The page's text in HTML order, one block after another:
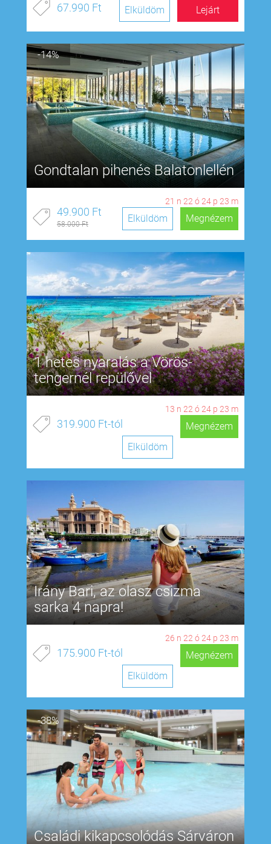
67.990 Ft Lejárt
Elküldöm
-14%
Gondtalan pihenés Balatonlellén
21 n 22 ó 24 p 22 m
49.900 Ft
58.000 Ft Megnézem
Elküldöm
1 hetes nyaralás a Vörös-
tengernél repülővel
13 n 22ó 24 p 22 m
319.900 Ft-tól
Megnézem
Elküldöm
Irány Bari, az olasz csizma
sarka 4 napra!
26 n 22 ó 24 p 22 m
175.900 Ft-tól
Megnézem
Elküldöm
-38%
Családi kikapcsolódás Sárváron